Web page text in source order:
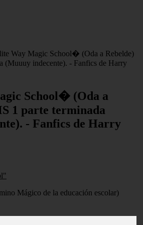
Way Magic School� (Oda a Rebelde)
(Muuuy indecente). - Fanfics de Harry
School� (Oda a
1 parte terminada
- Fanfics de Harry
Mágico de la educación escolar)